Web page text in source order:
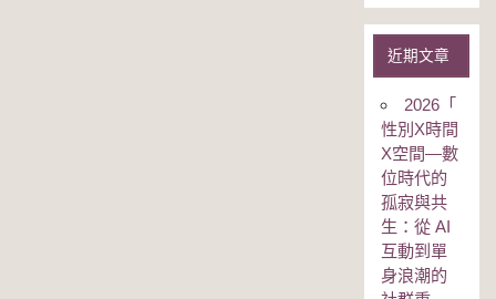
近期文章
2026「
性別Χ時間
Χ空間—數
位時代的
孤寂與共
生：從 AI
互動到單
身浪潮的